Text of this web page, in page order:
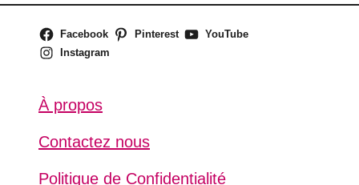
Facebook Pinterest
YouTube
Instagram
À propos
Contactez nous
Politique de Confidentialité